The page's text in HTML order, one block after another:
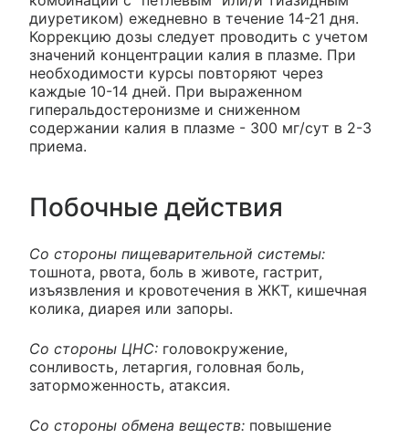
диуретиком) ежедневно в течение 14-21 дня.
Коррекцию дозы следует проводить с учетом
значений концентрации калия в плазме. При
необходимости курсы повторяют через
каждые 10-14 дней. При выраженном
гиперальдостеронизме и сниженном
содержании калия в плазме - 300 мг/сут в 2-3
приема.
Побочные действия
Со стороны пищеварительной системы:
тошнота, рвота, боль в животе, гастрит,
изъязвления и кровотечения в ЖКТ, кишечная
колика, диарея или запоры.
Со стороны ЦНС: головокружение,
сонливость, летаргия, головная боль,
заторможенность, атаксия.
Со стороны обмена веществ: повышение